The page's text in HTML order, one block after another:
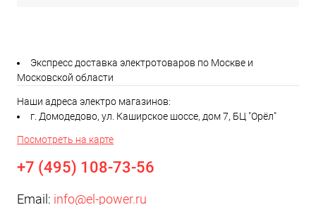
Экспресс доставка электротоваров по Москве и
Московской области
Наши адреса электро магазинов:
г. Домодедово, ул. Каширское шоссе, дом 7, БЦ "Орёл"
Посмотреть на карте
+7 (495) 108-73-56
Email: info@el-power.ru